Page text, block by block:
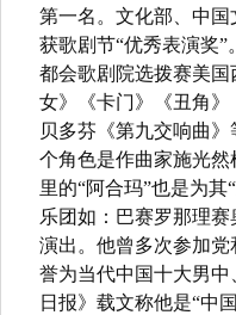
第一名。文化部、中
获歌剧节“优秀表演奖
都会歌剧院选拨赛美
女》《卡门》《丑角
贝多芬《第九交响曲
个角色是作曲家施光
里的“阿合玛”也是为
乐团如：巴赛罗那理
演出。他曾多次参加
誉为当代中国十大男
日报》载文称他是“中